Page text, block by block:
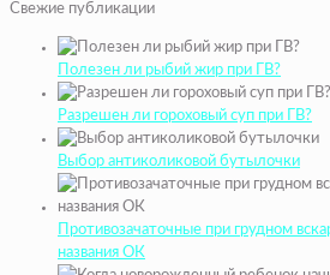
Свежие публикации
Полезен ли рыбий жир при ГВ?
Разрешен ли гороховый суп при ГВ?
Выбор антиколиковой бутылочки
Противозачаточные при грудном
названия ОК